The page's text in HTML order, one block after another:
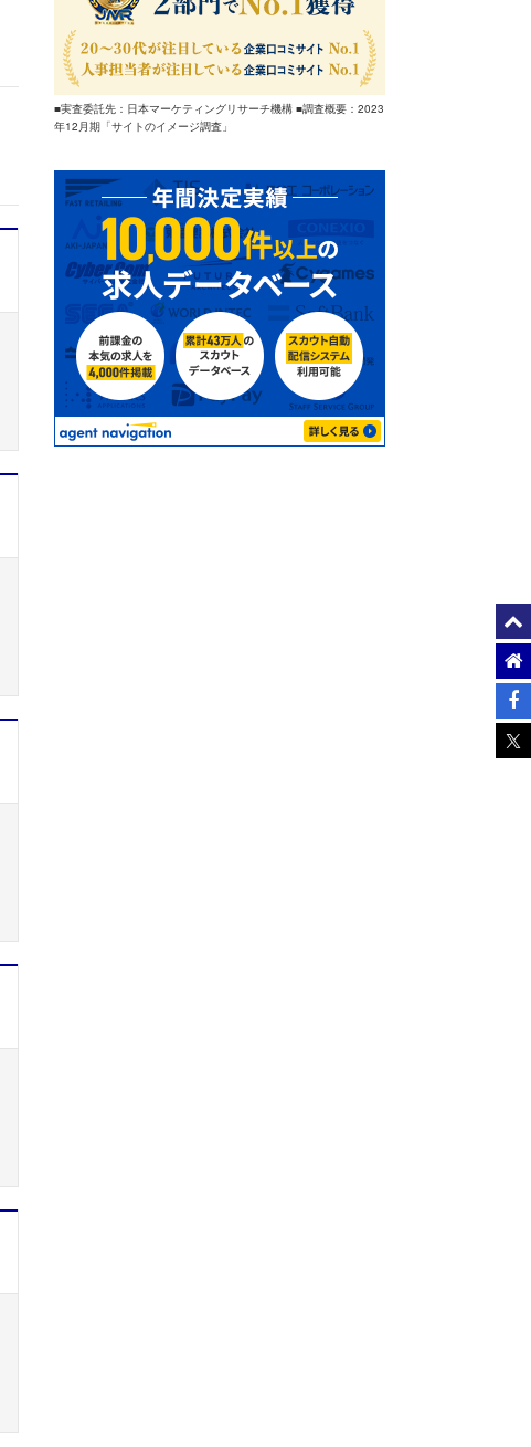
■実査委託先：日本マーケティングリサーチ機構 ■調査概要：2023
年12月期「サイトのイメージ調査」